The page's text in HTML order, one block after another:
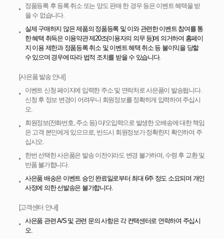
정품등록 후 등록 취소 또는 양도 판매 한 경우 등은 이벤트 혜택을 받
을 수 없습니다.
실제 구매하지 않은 제품의 정품등록 및 이와 관련한 이벤트 참여를 통
한 혜택 취득은 이용약관 제20조(이용자의 의무 등)에 의거하여 홈페이
지 이용 제한과 정품등록 취소 및 이벤트 혜택 취소 등 불이익을 당할
수 있으며 경우에 따라 법적 조치를 받을 수 있습니다.
[사은품 발송 안내]
이벤트 신청 페이지에 입력한 주소 및 연락처로 사은품이 발송됩니다.
신청 후 정보 변경이 어려우니 회원정보를 정확하게 입력하여 주십시
오.
회원정보(전화번호, 주소 등) 미/오입력으로 발생한 오배송에 대한 책임
은 고객 본인에게 있으므로, 반드시 회원정보가 정확한지 확인하여 주
십시오.
한번 선택한 사은품은 발송 이전이라도 변경 불가하며, 수령 후 교환 및
반품 불가합니다.
사은품 배송은 이벤트 승인 완료일로부터 최대 6주 정도 소요되며 개인
사정에 의한 선발송은 불가합니다.
[고객센터 안내]
사은품 관련 A/S 및 관련 문의 사항은 각 컨택센터로 연락하여 주십시
오.